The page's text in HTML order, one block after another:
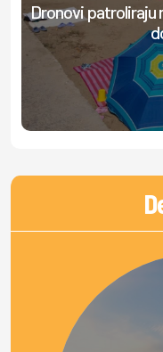
Dronovi patroliraju